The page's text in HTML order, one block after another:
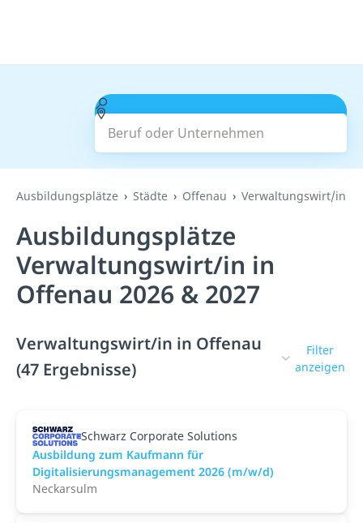
Beruf oder Unternehmen
Suchen
Ausbildungsplätze Städte Offenau Verwaltungswirt/in
Ausbildungsplätze
Verwaltungswirt/in in
Offenau 2026 & 2027
Verwaltungswirt/in in Offenau
(47 Ergebnisse)
Filter
anzeigen
Schwarz Corporate Solutions
Ausbildung zum Kaufmann für
Digitalisierungsmanagement 2026 (m/w/d)
Neckarsulm